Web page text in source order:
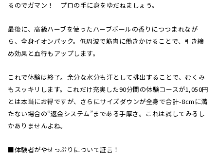
るのでガマン！ プロの手に身をゆだねましょう。
最後に、高級ハーブを使ったハーブボールの香りにつつまれなが
ら、全身イオンパック。低周波で筋肉に働きかけることで、引き締
め効果と血行もアップします。
これで体験は終了。余分な水分も汗として排出することで、むくみ
もスッキリします。これだけ充実した90分間の体験コースが1,050円
とは本当にお得ですが、さらにサイズダウンが全身で合計-8cmに満
たない場合の“返金システム”まである手厚さ。これは試してみるし
かありませんよね。
■体験者がやせっぷりについて証言！